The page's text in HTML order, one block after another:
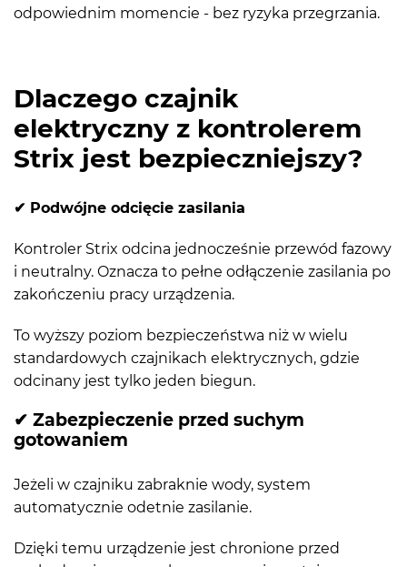
odpowiednim momencie - bez ryzyka przegrzania.
Dlaczego czajnik
elektryczny z kontrolerem
Strix jest bezpieczniejszy?
✔ Podwójne odcięcie zasilania
Kontroler Strix odcina jednocześnie przewód fazowy
i neutralny. Oznacza to pełne odłączenie zasilania po
zakończeniu pracy urządzenia.
To wyższy poziom bezpieczeństwa niż w wielu
standardowych czajnikach elektrycznych, gdzie
odcinany jest tylko jeden biegun.
✔ Zabezpieczenie przed suchym
gotowaniem
Jeżeli w czajniku zabraknie wody, system
automatycznie odetnie zasilanie.
Dzięki temu urządzenie jest chronione przed